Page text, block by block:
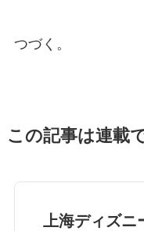
つづく。
この記事は連載
上海ディズニ